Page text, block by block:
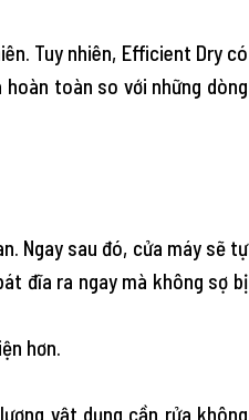
Tuy nhiên, Efficient Dry có
toàn so với những dòng
Ngay sau đó, cửa máy sẽ tự
đĩa ra ngay mà không sợ bị
hơn.
vật dụng cần rửa không